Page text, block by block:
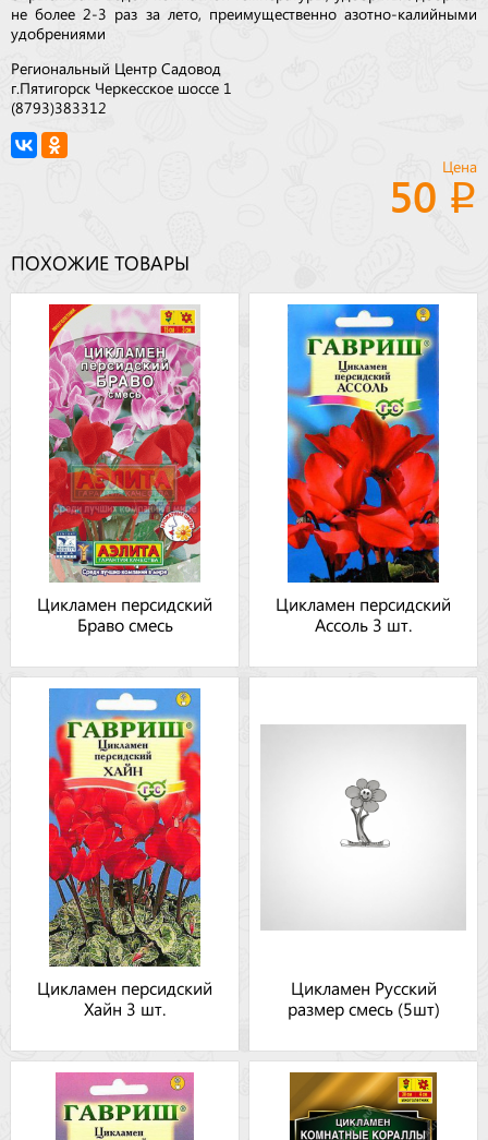
не более 2-3 раз за лето, преимущественно азотно-калийными
удобрениями
Региональный Центр Садовод
г.Пятигорск Черкесское шоссе 1
(8793)383312
Цена
50
ПОХОЖИЕ ТОВАРЫ
Цикламен персидский
Браво смесь
Цикламен персидский
Ассоль 3 шт.
Цикламен персидский
Хайн 3 шт.
Цикламен Русский
размер смесь (5шт)